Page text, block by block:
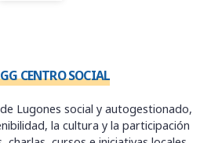
CENTRO SOCIAL
Lugones social y autogestionado,
la cultura y la participación